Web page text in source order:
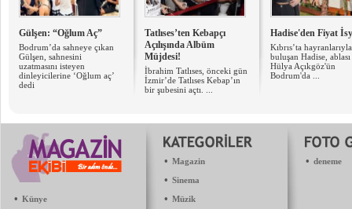
Gülşen: “Oğlum Aç”
Bodrum’da sahneye çıkan
Gülşen, sahnesini
uzatmasını isteyen
dinleyicilerine ‘Oğlum aç’
dedi
Tatlıses’ten Kebapçı
Açılışında Albüm
Müjdesi!
İbrahim Tatlıses, önceki gün
İzmir’de Tatlıses Kebap’ın
bir şubesini açtı. ...
Hadise'den Fiyat
Kıbrıs’ta hayranlarıyla
buluşan Hadise, ablası
Hülya Açıkgöz'ün
Bodrum'da ...
• Künye
• Magazin
• Sinema
• Müzik
• deneme